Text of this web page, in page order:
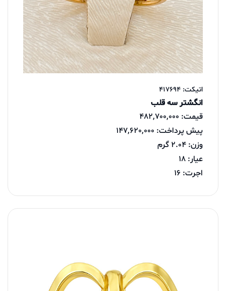
اتیکت: 417694
انگشتر سه قلب
قیمت: 482,700,000
پیش پرداخت: 147,620,000
وزن: 2.04 گرم
عیار: 18
اجرت: 16